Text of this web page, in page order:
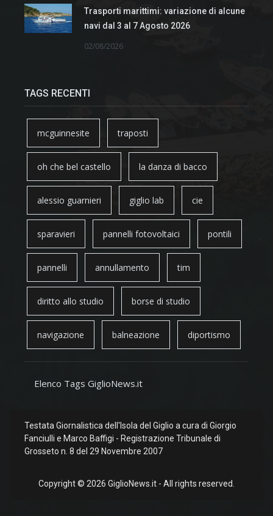
Trasporti marittimi: variazione di alcune
navi dal 3 al 7 Agosto 2026
02/08/2026
TAGS RECENTI
mcguinnesite traposti
oh che bel castello la danza di bacco
alessio guarnieri giglio lab cie
sparavieri pannelli fotovoltaici pontili
pannelli annullamento tim
diritto allo studio borse di studio
navigazione balneazione diportismo
Elenco Tags GiglioNews.it
Testata Giornalistica dell'Isola del Giglio a cura di Giorgio
Fanciulli e Marco Baffigi - Registrazione Tribunale di
Grosseto n. 8 del 29 Novembre 2007
Copyright © 2026 GiglioNews.it - All rights reserved.